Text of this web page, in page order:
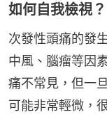
如何自我檢視？
次發性頭痛的發
中風、腦瘤等因
痛不常見，但一
可能非常輕微，